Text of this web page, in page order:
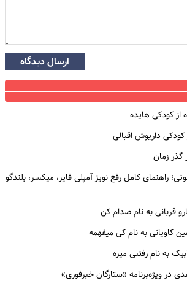
ارسال دیدگاه
کودکی هایده
داریوش اقبالی
گذر زمان
راهنمای کامل رفع نویز آمپلی فایر، میکسر، بلندگو
قربانی به نام صدام کن
کاویانی به نام کی میفهمه
به نام رفتنی میره
در ویژه‌برنامه «ستارگان خبرفوری»